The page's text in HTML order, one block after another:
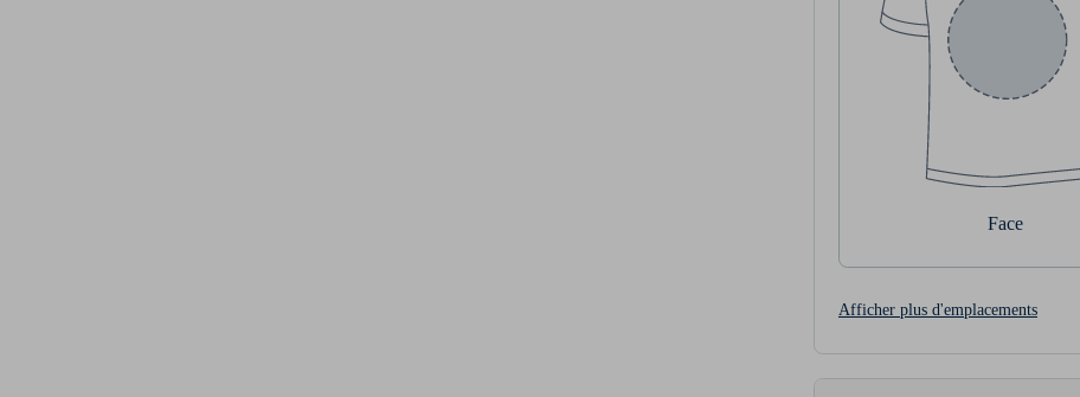
Face
Afficher plus d'emplacements